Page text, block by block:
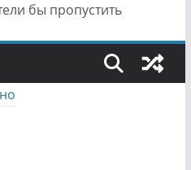
бы пропустить